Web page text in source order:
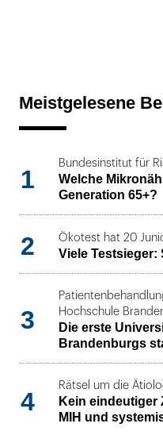
Meistgelesene
1
Bundesinstitut für
Welche
Generation 65+?
2 Ökotest hat 20
Viele
3
Hochschule
Die erste
Brandenburgs
4
Rätsel um die
Kein eindeutiger
MIH und